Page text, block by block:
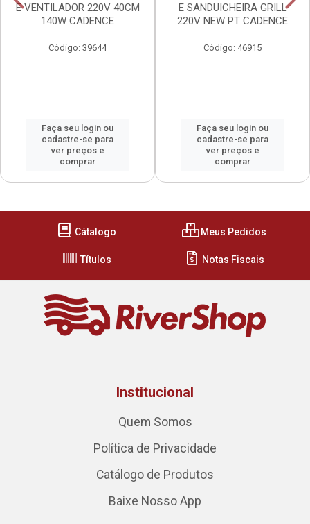
E VENTILADOR 220V 40CM
140W CADENCE
Código: 39644
Faça seu login ou
cadastre-se para
ver preços e
comprar
E SANDUICHEIRA GRILL
220V NEW PT CADENCE
Código: 46915
Faça seu login ou
cadastre-se para
ver preços e
comprar
Cátalogo Meus Pedidos
Títulos Notas Fiscais
Institucional
Quem Somos
Política de Privacidade
Catálogo de Produtos
Baixe Nosso App